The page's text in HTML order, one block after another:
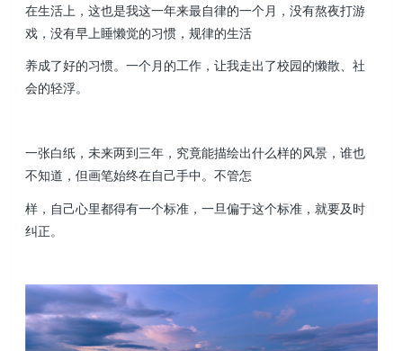
在生活上，这也是我这一年来最自律的一个月，没有熬夜打游
戏，没有早上睡懒觉的习惯，规律的生活
养成了好的习惯。一个月的工作，让我走出了校园的懒散、社
会的轻浮。
一张白纸，未来两到三年，究竟能描绘出什么样的风景，谁也
不知道，但画笔始终在自己手中。不管怎
样，自己心里都得有一个标准，一旦偏于这个标准，就要及时
纠正。